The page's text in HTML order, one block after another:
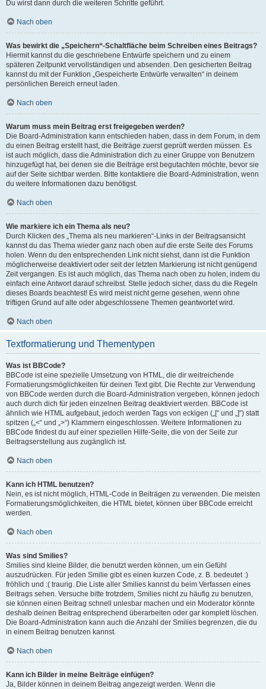
Du wirst dann durch die weiteren Schritte geführt.
Nach oben
Was bewirkt die „Speichern“-Schaltfläche beim Schreiben eines Beitrags?
Hiermit kannst du die geschriebene Entwürfe speichern und zu einem
späteren Zeitpunkt vervollständigen und absenden. Den gesicherten Beitrag
kannst du mit der Funktion „Gespeicherte Entwürfe verwalten“ in deinem
persönlichen Bereich erneut laden.
Nach oben
Warum muss mein Beitrag erst freigegeben werden?
Die Board-Administration kann entschieden haben, dass in dem Forum, in dem
du einen Beitrag erstellt hast, die Beiträge zuerst geprüft werden müssen. Es
ist auch möglich, dass die Administration dich zu einer Gruppe von Benutzern
hinzugefügt hat, bei denen sie die Beiträge erst begutachten möchte, bevor sie
auf der Seite sichtbar werden. Bitte kontaktiere die Board-Administration, wenn
du weitere Informationen dazu benötigst.
Nach oben
Wie markiere ich ein Thema als neu?
Durch Klicken des „Thema als neu markieren“-Links in der Beitragsansicht
kannst du das Thema wieder ganz nach oben auf die erste Seite des Forums
holen. Wenn du den entsprechenden Link nicht siehst, dann ist die Funktion
möglicherweise deaktiviert oder seit der letzten Markierung ist nicht genügend
Zeit vergangen. Es ist auch möglich, das Thema nach oben zu holen, indem du
einfach eine Antwort darauf schreibst. Stelle jedoch sicher, dass du die Regeln
dieses Boards beachtest! Es wird meist nicht gerne gesehen, wenn ohne
triftigen Grund auf alte oder abgeschlossene Themen geantwortet wird.
Nach oben
Textformatierung und Thementypen
Was ist BBCode?
BBCode ist eine spezielle Umsetzung von HTML, die dir weitreichende
Formatierungsmöglichkeiten für deinen Text gibt. Die Rechte zur Verwendung
von BBCode werden durch die Board-Administration vergeben, können jedoch
auch durch dich für jeden einzelnen Beitrag deaktiviert werden. BBCode ist
ähnlich wie HTML aufgebaut, jedoch werden Tags von eckigen („[“ und „]“) statt
spitzen („<“ und „>“) Klammern eingeschlossen. Weitere Informationen zu
BBCode findest du auf einer speziellen Hilfe-Seite, die von der Seite zur
Beitragserstellung aus zugänglich ist.
Nach oben
Kann ich HTML benutzen?
Nein, es ist nicht möglich, HTML-Code in Beiträgen zu verwenden. Die meisten
Formatierungsmöglichkeiten, die HTML bietet, können über BBCode erreicht
werden.
Nach oben
Was sind Smilies?
Smilies sind kleine Bilder, die benutzt werden können, um ein Gefühl
auszudrücken. Für jeden Smilie gibt es einen kurzen Code, z. B. bedeutet :)
fröhlich und :( traurig. Die Liste aller Smilies kannst du beim Verfassen eines
Beitrags sehen. Versuche bitte trotzdem, Smilies nicht zu häufig zu benutzen,
sie können einen Beitrag schnell unlesbar machen und ein Moderator könnte
deshalb deinen Beitrag entsprechend überarbeiten oder gar komplett löschen.
Die Board-Administration kann auch die Anzahl der Smilies begrenzen, die du
in einem Beitrag benutzen kannst.
Nach oben
Kann ich Bilder in meine Beiträge einfügen?
Ja, Bilder können in deinem Beitrag angezeigt werden. Wenn die